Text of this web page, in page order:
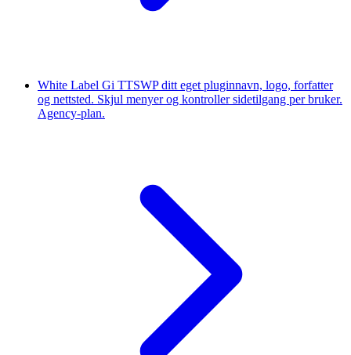
White Label Gi TTSWP ditt eget pluginnavn, logo, forfatter
og nettsted. Skjul menyer og kontroller sidetilgang per bruker.
Agency-plan.